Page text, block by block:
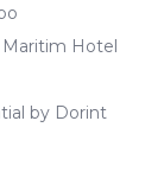
Maritim Hotel
by Dorint